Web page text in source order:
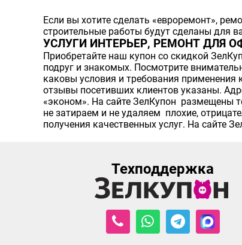
Если вы хотите сделать «евроремонт»,
строительные работы будут сделаны для
УСЛУГИ ИНТЕРЬЕР, РЕМОНТ ДЛЯ
Приобретайте наш купон со скидкой
подруг и знакомых. Посмотрите
каковы условия и требования применения
отзывы посетивших клиентов указаны.
«эконом». На сайте ЗелКупон размещены
не затираем и не удаляем плохие,
получения качественных услуг. На сайте
Техподдержка